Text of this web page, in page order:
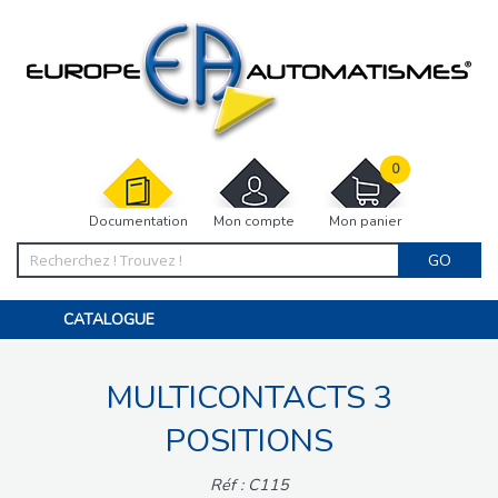
Documentation Mon compte Mon panier
0
GO
CATALOGUE
MOTORISATIONS
ACCESSOIRES ET ELECTRONIQUES
INTERPHONES VISIOPHONES
MULTICONTACTS 3
POSITIONS
Réf : C115